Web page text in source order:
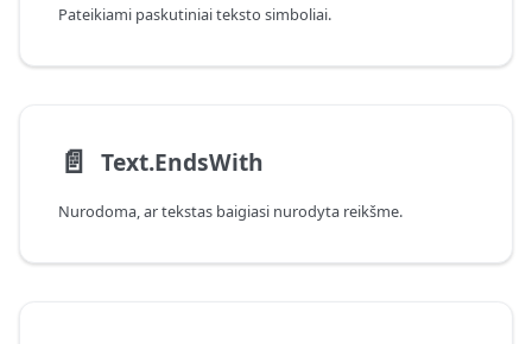
Pateikiami paskutiniai teksto simboliai.
📄️ Text.EndsWith
Nurodoma, ar tekstas baigiasi nurodyta reikšme.